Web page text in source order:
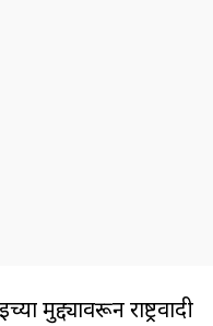
मुद्द्यावरून राष्ट्रवादी